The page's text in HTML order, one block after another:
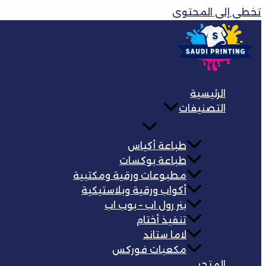
تخطي إلى المحتوى
الرئيسية
التصنيفات
طباعة أكياس
طباعة بوكسات
مطبوعات ورقية ومكتبية
أكواب ورقية وبلاستيكية
بنر رول اب – بوب اب
تنفيذ أختام
لاما ستاند
مكعبات فوركس